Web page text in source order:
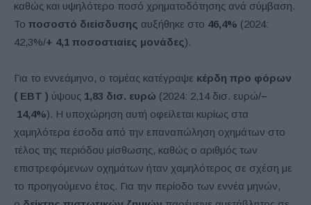
καθώς και υψηλότερο ποσό χρηματοδότησης ανά σύμβαση.
Το ποσοστό διείσδυσης αυξήθηκε στο 46,4% (2024:
42,3%/+ 4,1 ποσοστιαίες μονάδες).
Για το εννεάμηνο, ο τομέας κατέγραψε κέρδη προ φόρων
( EBT ) ύψους 1,83 δισ. ευρώ (2024: 2,14 δισ. ευρώ/–
14,4%). Η υποχώρηση αυτή οφείλεται κυρίως στα
χαμηλότερα έσοδα από την επαναπώληση οχημάτων στο
τέλος της περιόδου μίσθωσης, καθώς ο αριθμός των
επιστρεφόμενων οχημάτων ήταν χαμηλότερος σε σχέση με
το προηγούμενο έτος. Για την περίοδο των εννέα μηνών,